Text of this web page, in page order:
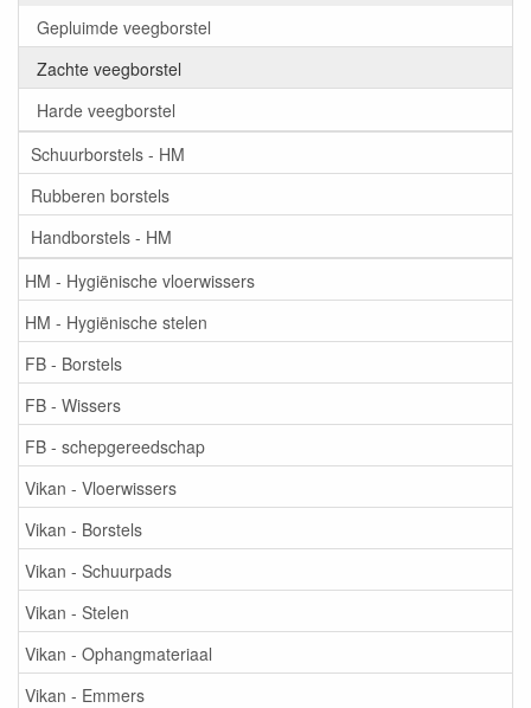
Gepluimde veegborstel
Zachte veegborstel
Harde veegborstel
Schuurborstels - HM
Rubberen borstels
Handborstels - HM
HM - Hygiënische vloerwissers
HM - Hygiënische stelen
FB - Borstels
FB - Wissers
FB - schepgereedschap
Vikan - Vloerwissers
Vikan - Borstels
Vikan - Schuurpads
Vikan - Stelen
Vikan - Ophangmateriaal
Vikan - Emmers